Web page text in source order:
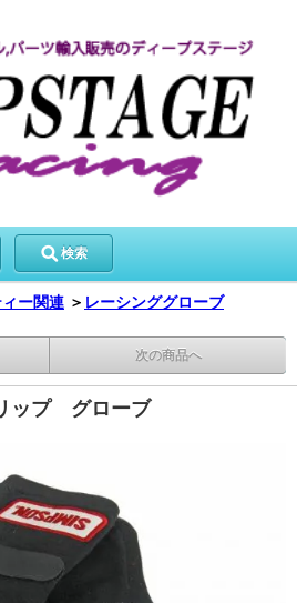
検索
ー関連 ＞ レーシンググローブ
次の商品へ
ップ グローブ